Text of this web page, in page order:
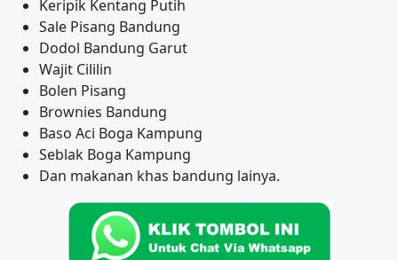
Keripik Kentang Putih
Sale Pisang Bandung
Dodol Bandung Garut
Wajit Cililin
Bolen Pisang
Brownies Bandung
Baso Aci Boga Kampung
Seblak Boga Kampung
Dan makanan khas bandung lainya.